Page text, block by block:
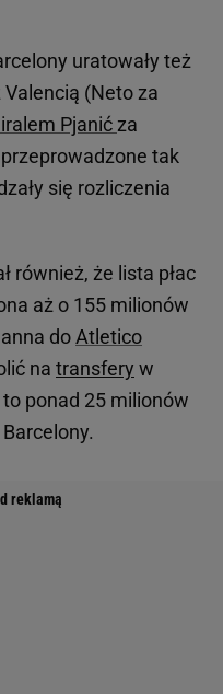
uratowały też
(Neto za
Pjanić za
tak
się rozliczenia
również, że lista płac
aż o 155 milionów
do Atletico
na transfery w
ponad 25 milionów